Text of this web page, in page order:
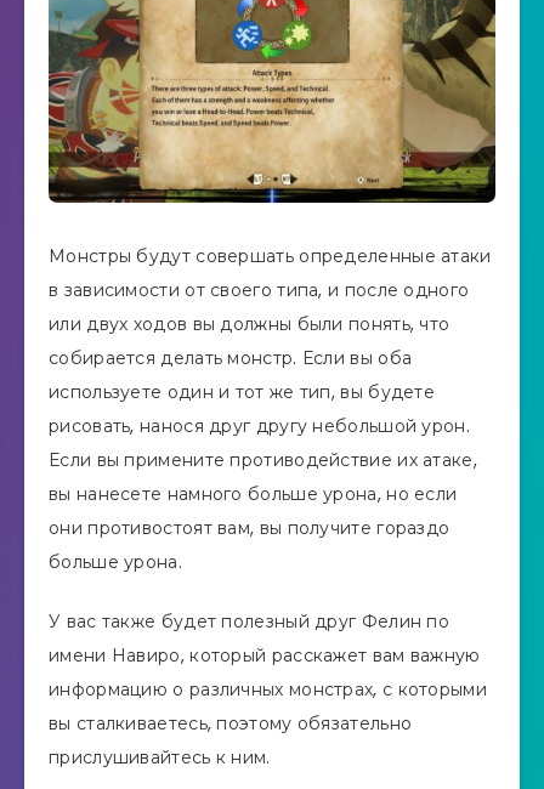
Монстры будут совершать определенные атаки
в зависимости от своего типа, и после одного
или двух ходов вы должны были понять, что
собирается делать монстр. Если вы оба
используете один и тот же тип, вы будете
рисовать, нанося друг другу небольшой урон.
Если вы примените противодействие их атаке,
вы нанесете намного больше урона, но если
они противостоят вам, вы получите гораздо
больше урона.
У вас также будет полезный друг Фелин по
имени Навиро, который расскажет вам важную
информацию о различных монстрах, с которыми
вы сталкиваетесь, поэтому обязательно
прислушивайтесь к ним.